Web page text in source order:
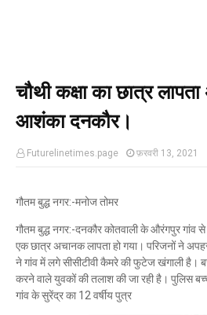
चौथी कक्षा का छात्र
आशंका दनकौर।
Futurelinetimes.page फ़रवरी 13, 2021
गौतम बुद्ध नगर:-मनोज तोमर
गौतम बुद्ध नगर:-दनकौर कोतवाली के औरंगपुर गांव से
एक छात्र अचानक लापता हो गया। परिजनों ने
ने गांव में लगे सीसीटीवी कैमरे की फुटेज खंगाली है।
करने वाले युवकों की तलाश की जा रही है। पुलिस
गांव के सुरेंद्र का 12 वर्षीय पुत्र